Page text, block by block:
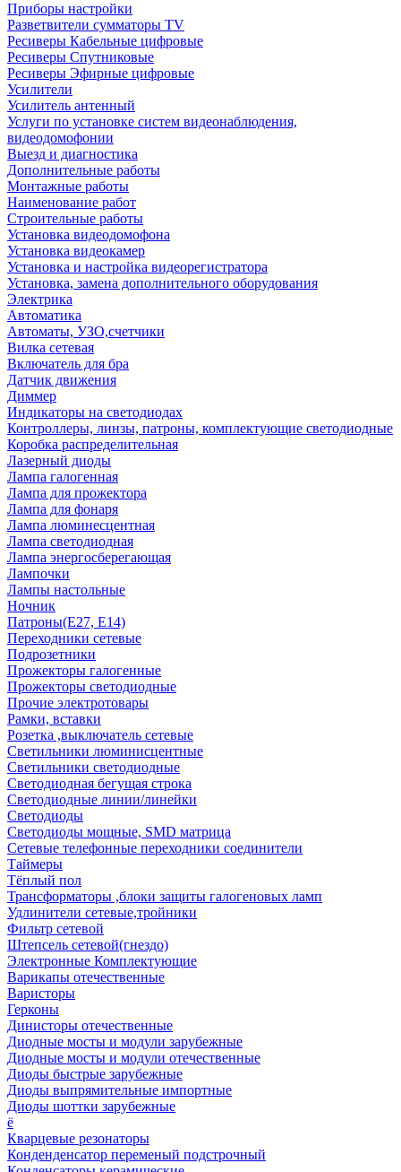
Приборы настройки
Разветвители сумматоры TV
Ресиверы Кабельные цифровые
Ресиверы Спутниковые
Ресиверы Эфирные цифровые
Усилители
Усилитель антенный
Услуги по установке систем видеонаблюдения,
видеодомофонии
Выезд и диагностика
Дополнительные работы
Монтажные работы
Наименование работ
Строительные работы
Установка видеодомофона
Установка видеокамер
Установка и настройка видеорегистратора
Установка, замена дополнительного оборудования
Электрика
Автоматика
Автоматы, УЗО,счетчики
Вилка сетевая
Включатель для бра
Датчик движения
Диммер
Индикаторы на светодиодах
Контроллеры, линзы, патроны, комплектующие светодиодные
Коробка распределительная
Лазерный диоды
Лампа галогенная
Лампа для прожектора
Лампа для фонаря
Лампа люминесцентная
Лампа светодиодная
Лампа энергосберегающая
Лампочки
Лампы настольные
Ночник
Патроны(Е27, Е14)
Переходники сетевые
Подрозетники
Прожекторы галогенные
Прожекторы светодиодные
Прочие электротовары
Рамки, вставки
Розетка ,выключатель сетевые
Светильники люминисцентные
Светильники светодиодные
Светодиодная бегущая строка
Светодиодные линии/линейки
Светодиоды
Светодиоды мощные, SMD матрица
Сетевые телефонные переходники соединители
Таймеры
Тёплый пол
Трансформаторы ,блоки защиты галогеновых ламп
Удлинители сетевые,тройники
Фильтр сетевой
Штепсель сетевой(гнездо)
Электронные Комплектующие
Варикапы отечественные
Варисторы
Герконы
Динисторы отечественные
Диодные мосты и модули зарубежные
Диодные мосты и модули отечественные
Диоды быстрые зарубежные
Диоды выпрямительные импортные
Диоды шоттки зарубежные
ё
Кварцевые резонаторы
Конденденсатор переменый подстрочный